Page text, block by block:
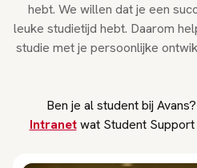
hebt. We willen dat je een
leuke studietijd hebt. Daarom
studie met je persoonlijke
Ben je al student bij
Intranetwat Student Support